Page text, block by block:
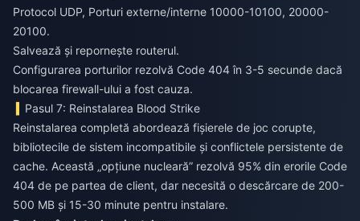
Protocol UDP, Porturi externe/interne 10000-10100, 20000-
20100.
Salvează și repornește routerul.
Configurarea porturilor rezolvă Code 404 în 3-5 secunde dacă
blocarea firewall-ului a fost cauza.
Pasul 7: Reinstalarea Blood Strike
Reinstalarea completă abordează fișierele de joc corupte,
bibliotecile de sistem incompatibile și conflictele persistente de
cache. Această „opțiune nucleară” rezolvă 95% din erorile Code
404 de pe partea de client, dar necesită o descărcare de 200-
500 MB și 15-30 minute pentru instalare.